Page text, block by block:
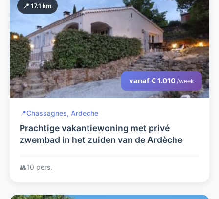
📍 17.1 km
vanaf € 1.010 /week
📍Chassagnes, Ardeche
Prachtige vakantiewoning met privé
zwembad in het zuiden van de Ardèche
👥10 pers.